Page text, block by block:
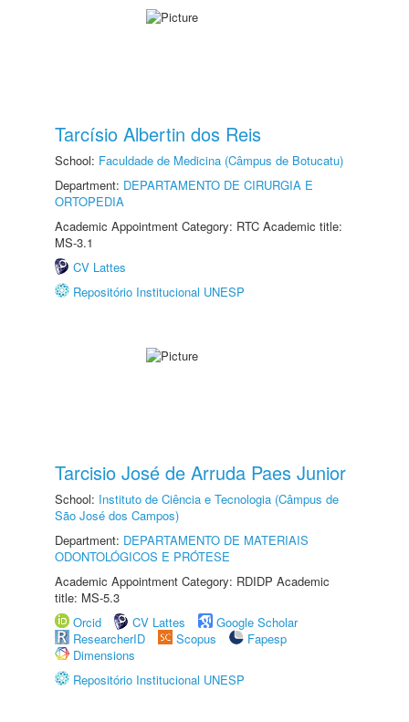
Tarcísio Albertin dos Reis
School: Faculdade de Medicina (Câmpus de Botucatu)
Department: DEPARTAMENTO DE CIRURGIA E
ORTOPEDIA
Academic Appointment Category: RTC Academic title:
MS-3.1
CV Lattes
Repositório Institucional UNESP
Tarcisio José de Arruda Paes Junior
School: Instituto de Ciência e Tecnologia (Câmpus de
São José dos Campos)
Department: DEPARTAMENTO DE MATERIAIS
ODONTOLÓGICOS E PRÓTESE
Academic Appointment Category: RDIDP Academic
title: MS-5.3
Orcid
CV Lattes
Google Scholar
ResearcherID
Scopus
Fapesp
Dimensions
Repositório Institucional UNESP